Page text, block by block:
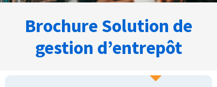
Brochure Solution de
gestion d’entrepôt